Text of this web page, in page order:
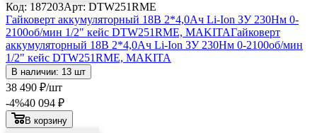
Код: 187203Арт: DTW251RME
Гайковерт аккумуляторный 18В 2*4,0Ач Li-Ion ЗУ 230Нм 0-
2100об/мин 1/2" кейс DTW251RME, MAKITAГайковерт
аккумуляторный 18В 2*4,0Ач Li-Ion ЗУ 230Нм 0-2100об/мин
1/2" кейс DTW251RME, MAKITA
В наличии: 13 шт
38 490 ₽/шт
-4%40 094 ₽
В корзину